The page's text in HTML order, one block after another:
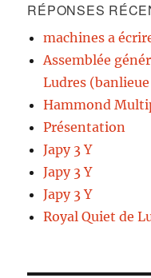
RÉPONSES
machines a
Assemblée
Ludres
Hammond
Présentation
Japy 3 Y
Japy 3 Y
Japy 3 Y
Royal Quiet de